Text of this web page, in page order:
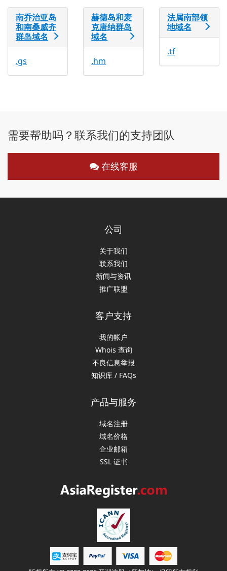
南乔治亚岛
和南桑威齐
群岛域名
.gs
赫德岛和麦
克唐纳群岛
域名
.hm
法属南部领
地域名
.tf
需要帮助吗？联系我们的支持团队
在线客服
公司
关于我们
联系我们
新闻与资讯
推广联盟
客户支持
我的帐户
Whois 查询
不良信息举报
知识库 / FAQs
产品与服务
域名注册
域名价格
企业邮箱
SSL 证书